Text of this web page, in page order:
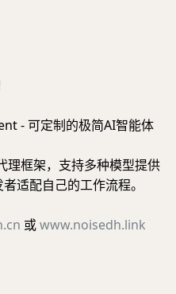
- 可定制的极简AI智能体
理框架，支持多种模型提供
适配自己的工作流程。
或www.noisedh.link